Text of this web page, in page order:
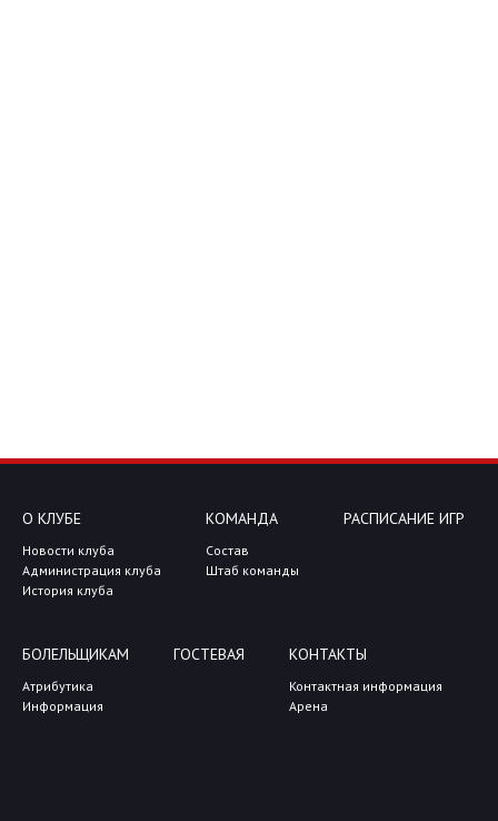
О КЛУБЕ
Новости клуба
Администрация клуба
История клуба
КОМАНДА
Состав
Штаб команды
РАСПИСАНИЕ ИГР
БОЛЕЛЬЩИКАМ
Атрибутика
Информация
ГОСТЕВАЯ КОНТАКТЫ
Контактная информация
Арена